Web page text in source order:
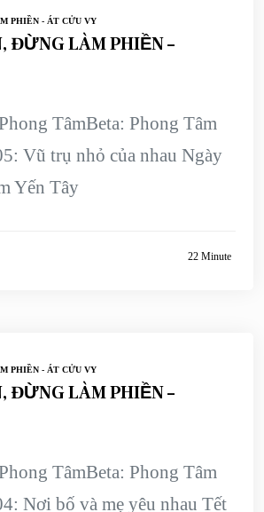
PHIỀN - ÁT CỬU VY
ĐỪNG LÀM PHIỀN –
TâmBeta: Phong Tâm
Vũ trụ nhỏ của nhau Ngày
Yến Tây
22 Minute
PHIỀN - ÁT CỬU VY
ĐỪNG LÀM PHIỀN –
TâmBeta: Phong Tâm
Nơi bố và mẹ yêu nhau Tết